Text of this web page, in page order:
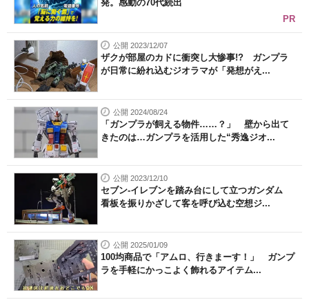
発。感動の70代続出
PR
公開 2023/12/07
ザクが部屋のカドに衝突し大惨事!? ガンプラ
が日常に紛れ込むジオラマが「発想がえ...
公開 2024/08/24
「ガンプラが飼える物件……？」 壁から出て
きたのは…ガンプラを活用した“秀逸ジオ...
公開 2023/12/10
セブン-イレブンを踏み台にして立つガンダム
看板を振りかざして客を呼び込む空想ジ...
公開 2025/01/09
100均商品で「アムロ、行きまーす！」 ガンプ
ラを手軽にかっこよく飾れるアイテム...